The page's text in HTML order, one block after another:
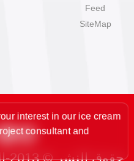
Feed
SiteMap
interest in our ice cream
consultant and